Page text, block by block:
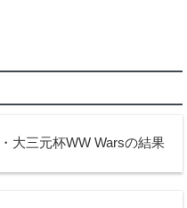
大三元杯WW Warsの結果